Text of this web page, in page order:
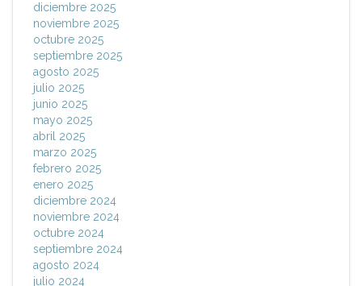
diciembre 2025
noviembre 2025
octubre 2025
septiembre 2025
agosto 2025
julio 2025
junio 2025
mayo 2025
abril 2025
marzo 2025
febrero 2025
enero 2025
diciembre 2024
noviembre 2024
octubre 2024
septiembre 2024
agosto 2024
julio 2024